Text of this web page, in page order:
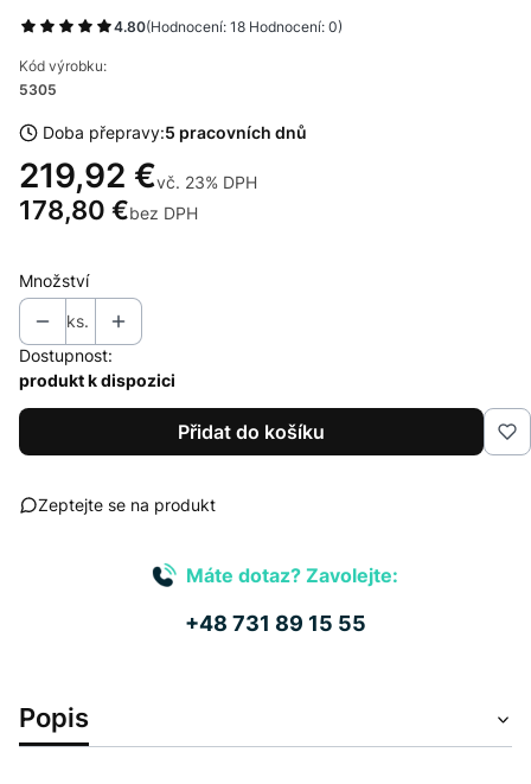
4.80(Hodnocení: 18 Hodnocení: 0)
Kód výrobku:
5305
Doba přepravy:5 pracovních dnů
219,92 €vč. 23% DPH
vč. 23% DPH
178,80 €bez DPH
Množství
ks.
Dostupnost:
produkt k dispozici
Přidat do košíku
Zeptejte se na produkt
Máte dotaz? Zavolejte:
+48 731 89 15 55
Popis